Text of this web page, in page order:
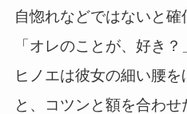
自惚れなどではないと確
「オレのことが、好き？
ヒノエは彼女の細い腰
と、コツンと額を合わせ